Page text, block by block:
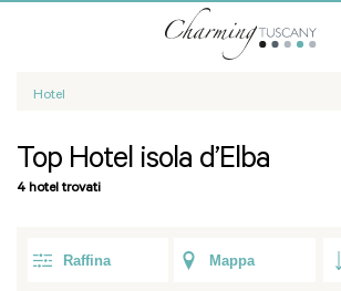
Hotel
Top Hotel isola d’Elba
4 hotel trovati
Raffina Mappa